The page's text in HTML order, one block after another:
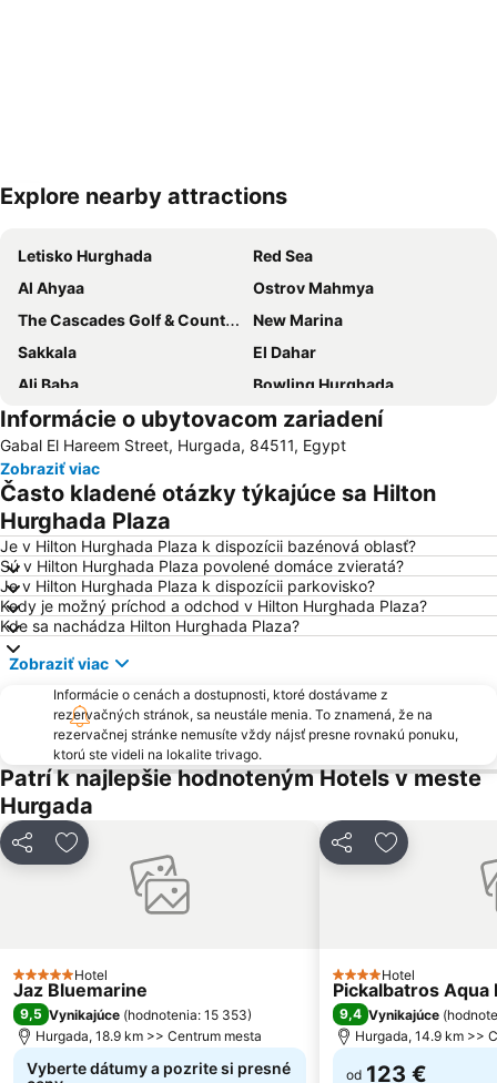
Explore nearby attractions
Letisko Hurghada
Red Sea
Al Ahyaa
Ostrov Mahmya
The Cascades Golf & Country Club
New Marina
Sakkala
El Dahar
Ali Baba
Bowling Hurghada
El Kawthar
Hard Rock Cafe Hurghada
La Luna
Aladdin Casino
Informácie o ubytovacom zariadení
Gabal El Hareem Street, Hurgada, 84511, Egypt
Zobraziť viac
Často kladené otázky týkajúce sa Hilton
Hurghada Plaza
Je v Hilton Hurghada Plaza k dispozícii bazénová oblasť?
Sú v Hilton Hurghada Plaza povolené domáce zvieratá?
Je v Hilton Hurghada Plaza k dispozícii parkovisko?
Kedy je možný príchod a odchod v Hilton Hurghada Plaza?
Kde sa nachádza Hilton Hurghada Plaza?
Zobraziť viac
Informácie o cenách a dostupnosti, ktoré dostávame z
rezervačných stránok, sa neustále menia. To znamená, že na
rezervačnej stránke nemusíte vždy nájsť presne rovnakú ponuku,
ktorú ste videli na lokalite trivago.
Patrí k najlepšie hodnoteným Hotels v meste
Hurgada
ZdieľaťPridať do obľúbených
5 Počet hviezdičiek
Hotel
Jaz Bluemarine
9,5 Vynikajúce (hodnotenia: 15 353)
Hurgada, 18.9 km >> Centrum mesta
Vyberte dátumy a pozrite si presné
ZdieľaťPridať do
4 Počet hviezdičiek
Hotel
Pickalbatros
9,4 Vynikajúce (
Hurgada, 14.9 km >>
od 123 €